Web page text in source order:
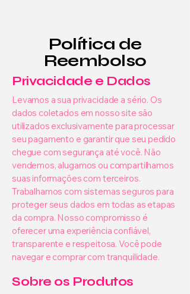
Política de
Reembolso
Privacidade e Dados
Levamos a sua privacidade a sério. Os
dados coletados em nosso site são
utilizados exclusivamente para processar
seu pagamento e garantir que seu pedido
chegue com segurança até você. Não
vendemos, alugamos ou compartilhamos
suas informações com terceiros.
Trabalhamos com sistemas seguros para
proteger seus dados em todas as etapas
da compra. Nosso compromisso é
oferecer uma experiência confiável,
transparente e respeitosa. Você pode
navegar e comprar com tranquilidade.
Sobre os Produtos